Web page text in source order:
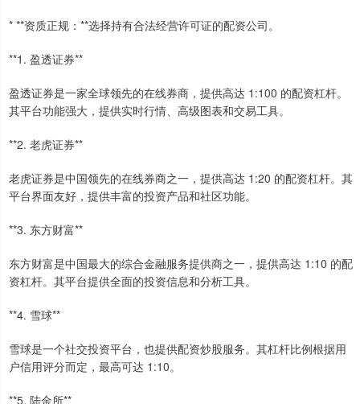
* **资质正规：**选择持有合法经营许可证的配资公司。
**1. 盈透证券**
盈透证券是一家全球领先的在线券商，提供高达 1:100 的配资杠杆。
其平台功能强大，提供实时行情、高级图表和交易工具。
**2. 老虎证券**
老虎证券是中国领先的在线券商之一，提供高达 1:20 的配资杠杆。其
平台界面友好，提供丰富的投资产品和社区功能。
**3. 东方财富**
东方财富是中国最大的综合金融服务提供商之一，提供高达 1:10 的配
资杠杆。其平台提供全面的投资信息和分析工具。
**4. 雪球**
雪球是一个社交投资平台，也提供配资炒股服务。其杠杆比例根据用
户信用评分而定，最高可达 1:10。
**5. 陆金所**